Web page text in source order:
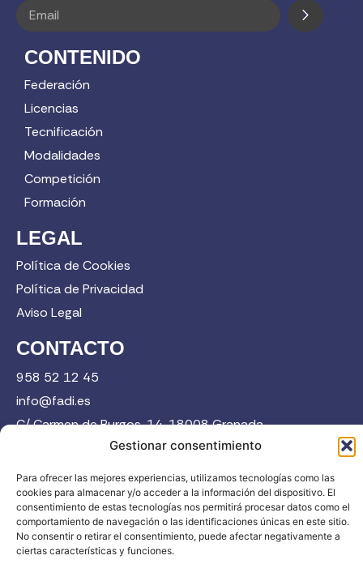
Gestionar consentimiento
Para ofrecer las mejores experiencias, utilizamos tecnologías como las
cookies para almacenar y/o acceder a la información del dispositivo. El
consentimiento de estas tecnologías nos permitirá procesar datos como el
comportamiento de navegación o las identificaciones únicas en este sitio.
No consentir o retirar el consentimiento, puede afectar negativamente a
ciertas características y funciones.
CONTENIDO
Federación
Licencias
Tecnificación
Modalidades
Competición
Formación
LEGAL
Política de Cookies
Política de Privacidad
Aviso Legal
CONTACTO
958 52 12 45
info@fadi.es
C/ Carmen de Burgos, 14, 18008 Granada
Contacta